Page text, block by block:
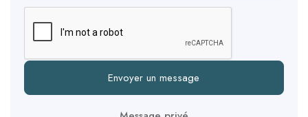
Envoyer un message